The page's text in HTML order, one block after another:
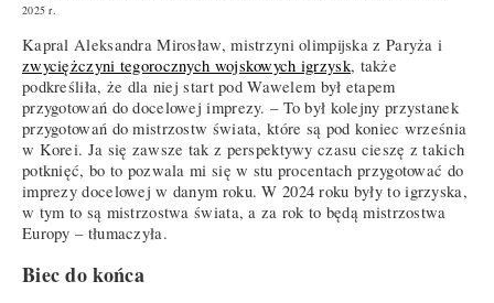
2025 r.
Kapral Aleksandra Mirosław, mistrzyni olimpijska z Paryża i
zwyciężczyni tegorocznych wojskowych igrzysk, także
podkreśliła, że dla niej start pod Wawelem był etapem
przygotowań do docelowej imprezy. – To był kolejny przystanek
przygotowań do mistrzostw świata, które są pod koniec września
w Korei. Ja się zawsze tak z perspektywy czasu cieszę z takich
potknięć, bo to pozwala mi się w stu procentach przygotować do
imprezy docelowej w danym roku. W 2024 roku były to igrzyska,
w tym to są mistrzostwa świata, a za rok to będą mistrzostwa
Europy – tłumaczyła.
Biec do końca